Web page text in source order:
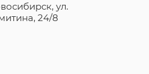
ул.
24/8